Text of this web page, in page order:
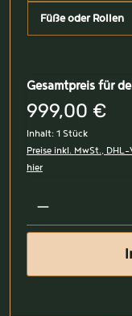
Füße oder Rollen
Gesamtpreis für
999,00 €
Inhalt: 1 Stück
Preise inkl. MwSt.,
hier